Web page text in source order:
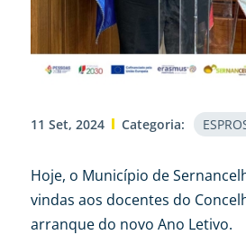
11 Set, 2024 Categoria:
Hoje, o Município de
vindas aos docentes do
arranque do novo Ano Letivo.